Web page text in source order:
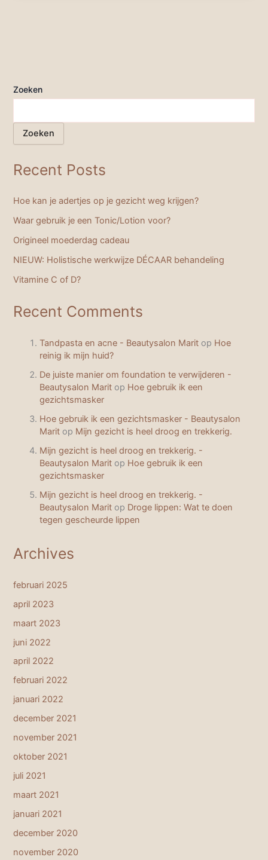
Zoeken
Zoeken
Recent Posts
Hoe kan je adertjes op je gezicht weg krijgen?
Waar gebruik je een Tonic/Lotion voor?
Origineel moederdag cadeau
NIEUW: Holistische werkwijze DÉCAAR behandeling
Vitamine C of D?
Recent Comments
Tandpasta en acne - Beautysalon Marit op Hoe
reinig ik mijn huid?
De juiste manier om foundation te verwijderen -
Beautysalon Marit op Hoe gebruik ik een
gezichtsmasker
Hoe gebruik ik een gezichtsmasker - Beautysalon
Marit op Mijn gezicht is heel droog en trekkerig.
Mijn gezicht is heel droog en trekkerig. -
Beautysalon Marit op Hoe gebruik ik een
gezichtsmasker
Mijn gezicht is heel droog en trekkerig. -
Beautysalon Marit op Droge lippen: Wat te doen
tegen gescheurde lippen
Archives
februari 2025
april 2023
maart 2023
juni 2022
april 2022
februari 2022
januari 2022
december 2021
november 2021
oktober 2021
juli 2021
maart 2021
januari 2021
december 2020
november 2020